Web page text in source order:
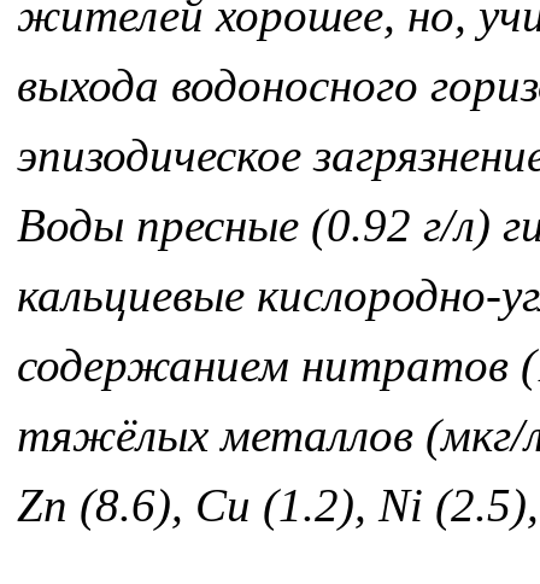
жителей хорошее, но,
выхода водоносного
эпизодическое
Воды пресные (0.92 г/л)
кальциевые кислородно-
содержанием нитратов
тяжёлых металлов (мкг/
Zn (8.6), Cu (1.2), Ni